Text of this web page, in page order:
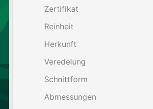
Zertifikat
Reinheit
Herkunft
Veredelung
Schnittform
Abmessungen